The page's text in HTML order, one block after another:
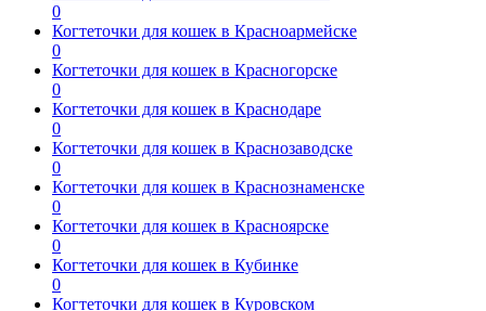
0
Когтеточки для кошек в Красноармейске
0
Когтеточки для кошек в Красногорске
0
Когтеточки для кошек в Краснодаре
0
Когтеточки для кошек в Краснозаводске
0
Когтеточки для кошек в Краснознаменске
0
Когтеточки для кошек в Красноярске
0
Когтеточки для кошек в Кубинке
0
Когтеточки для кошек в Куровском